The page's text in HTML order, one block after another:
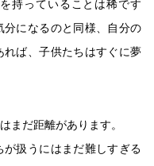
持っていることは稀です
になるのと同様、自分の
ば、子供たちはすぐに夢
まだ距離があります。
扱うにはまだ難しすぎる